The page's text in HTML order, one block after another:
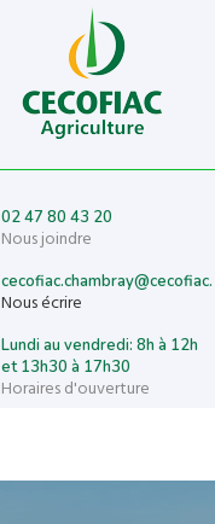
02 47 80 43 20
Nous joindre
cecofiac.chambray@cecofiac.fr
Nous écrire
Lundi au vendredi: 8h à 12h
et 13h30 à 17h30
Horaires d'ouverture